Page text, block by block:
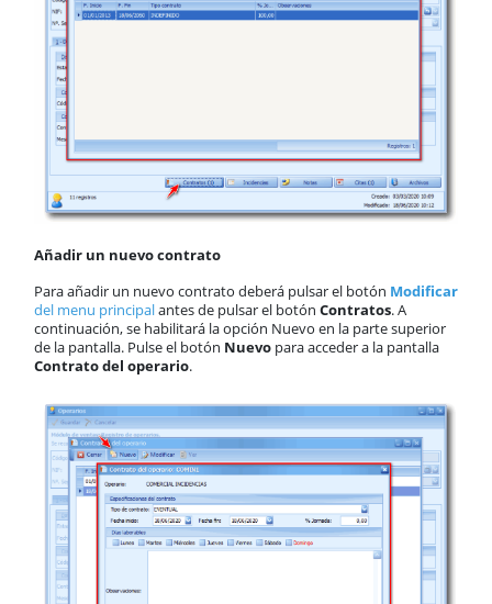
Añadir un nuevo contrato
Para añadir un nuevo contrato deberá pulsar el botón Modificar
del menu principalantes de pulsar el botón Contratos. A
continuación, se habilitará la opción Nuevo en la parte superior
de la pantalla. Pulse el botón Nuevo para acceder a la pantalla
Contrato del operario.